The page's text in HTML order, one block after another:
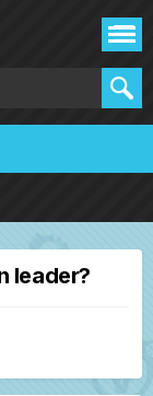
leader?